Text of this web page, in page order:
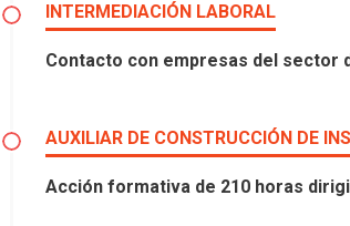
INTERMEDIACIÓN LABORAL
Contacto con empresas del sector
AUXILIAR DE CONSTRUCCIÓN DE
Acción formativa de 210 horas